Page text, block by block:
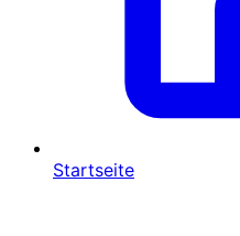
Startseite